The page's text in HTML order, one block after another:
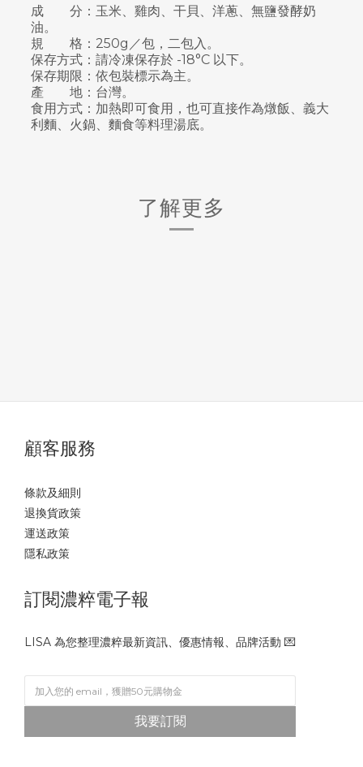
成 分：玉米、雞肉、干貝、洋蔥、無鹽發酵奶
油。
規 格：250g／包，二包入。
保存方式：請冷凍保存於 -18°C 以下。
保存期限：依包裝標示為主。
產 地：台灣。
食用方式：加熱即可食用，也可直接作為燉飯、義大
利麵、火鍋、麵食等料理湯底。
了解更多
顧客服務
條款及細則
退換貨政策
運送政策
隱私政策
訂閱濃粹電子報
LISA 為您整理濃粹最新資訊、優惠情報、品牌活動 💌
我要訂閱